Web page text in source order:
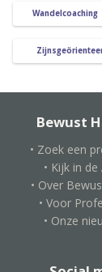
Wandelcoaching
Bewust
• Zoek een
• Kijk in
• Over
• Voor
• Onze